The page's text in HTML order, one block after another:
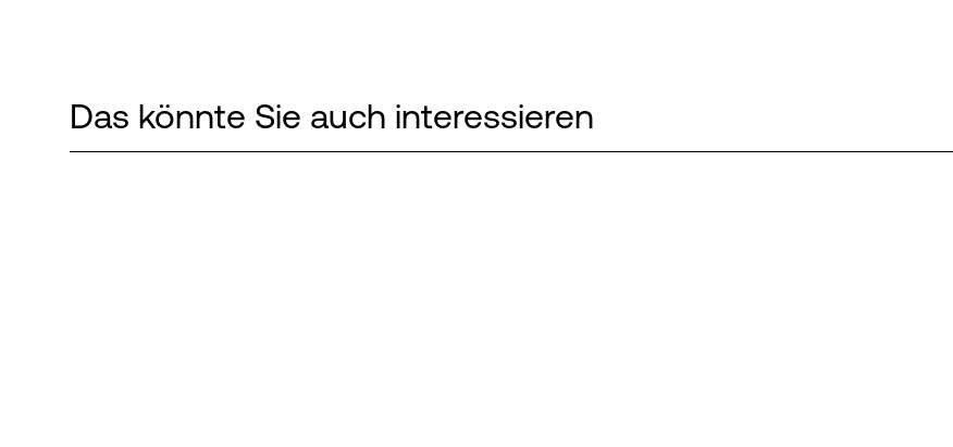
Das könnte Sie auch interessieren